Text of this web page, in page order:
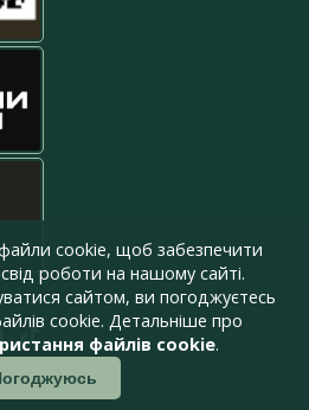
cookie, щоб забезпечити
роботи на нашому сайті.
сайтом, ви погоджуєтесь
cookie. Детальніше про
файлів cookie.